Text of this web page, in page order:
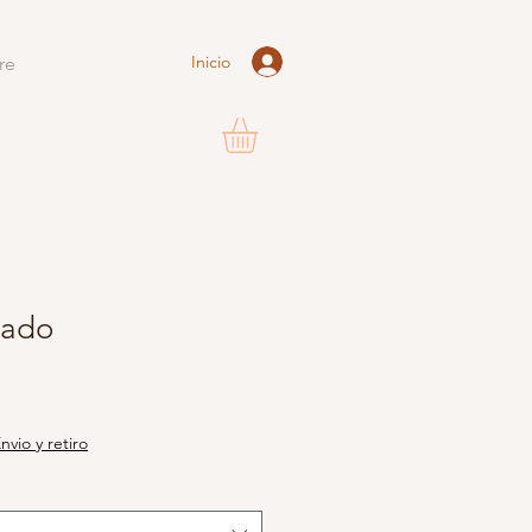
Inicio
y retiro